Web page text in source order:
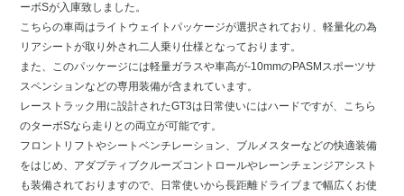
ーボSが入庫致しました。
こちらの車両はライトウェイトパッケージが選択されており、軽量化の為
リアシートが取り外され二人乗り仕様となっております。
また、このパッケージには軽量ガラスや車高が-10mmのPASMスポーツサ
スペンションなどの専用装備が含まれています。
レーストラック用に設計されたGT3は日常使いにはハードですが、こちら
のターボSなら走りとの両立が可能です。
フロントリフトやシートベンチレーション、ブルメスターなどの快適装備
をはじめ、アダプティブクルーズコントロールやレーンチェンジアシスト
も装備されておりますので、日常使いから長距離ドライブまで幅広くお使